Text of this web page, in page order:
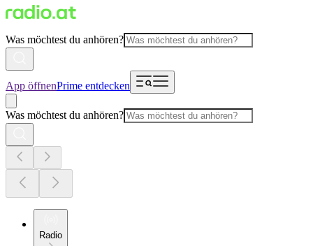
Was möchtest du anhören?
App öffnenPrime entdecken
Was möchtest du anhören?
Radio